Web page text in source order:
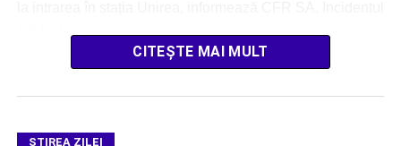
CITEȘTE MAI MULT
ŞTIREA ZILEI